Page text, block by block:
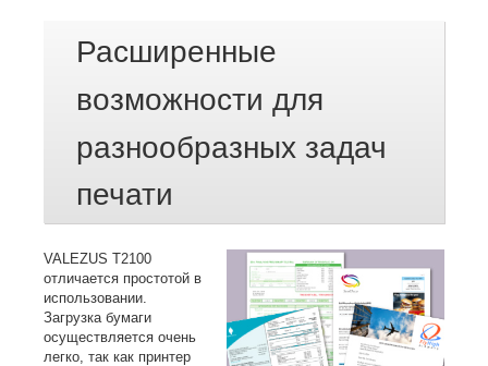
Расширенные
возможности для
разнообразных задач
печати
VALEZUS T2100
отличается простотой в
использовании.
Загрузка бумаги
осуществляется очень
легко, так как принтер